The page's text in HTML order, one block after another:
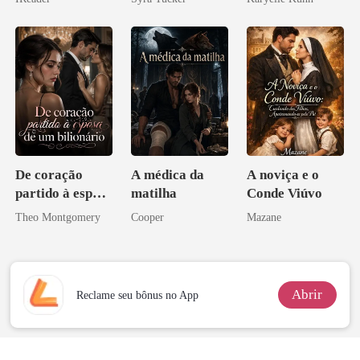
De coração
partido à esposa
de um bilionário
Theo Montgomery
A médica da
matilha
Cooper
A noviça e o
Conde Viúvo
Mazane
Reclame seu bônus no App Abrir